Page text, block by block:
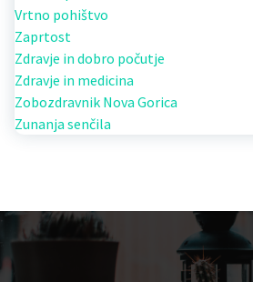
Vrtno pohištvo
Zaprtost
Zdravje in dobro počutje
Zdravje in medicina
Zobozdravnik Nova Gorica
Zunanja senčila